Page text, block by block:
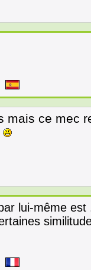
mais ce mec
lui-même